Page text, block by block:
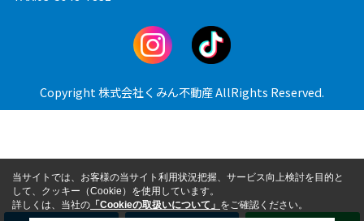
Copyright 株式会社くみん不動産 AllRights Reserved.
当サイトでは、お客様の当サイト利用状況把握、サービス向上検討を目的と
して、クッキー（Cookie）を使用しています。
詳しくは、当社の 「Cookieの取扱いについて」 をご確認ください。